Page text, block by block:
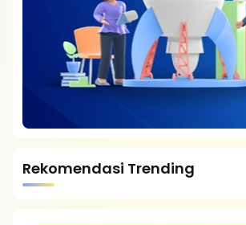
Rekomendasi Trending